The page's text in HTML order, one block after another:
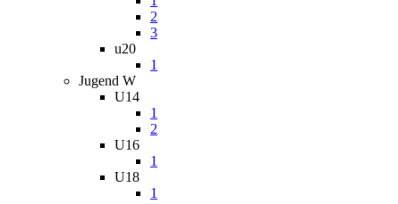
2
3
u20
1
Jugend W
U14
1
2
U16
1
U18
1